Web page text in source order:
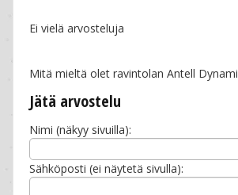
Ei vielä arvosteluja
Mitä mieltä olet ravintolan Antell
Jätä arvostelu
Nimi (näkyy sivuilla):
Sähköposti (ei näytetä sivulla):